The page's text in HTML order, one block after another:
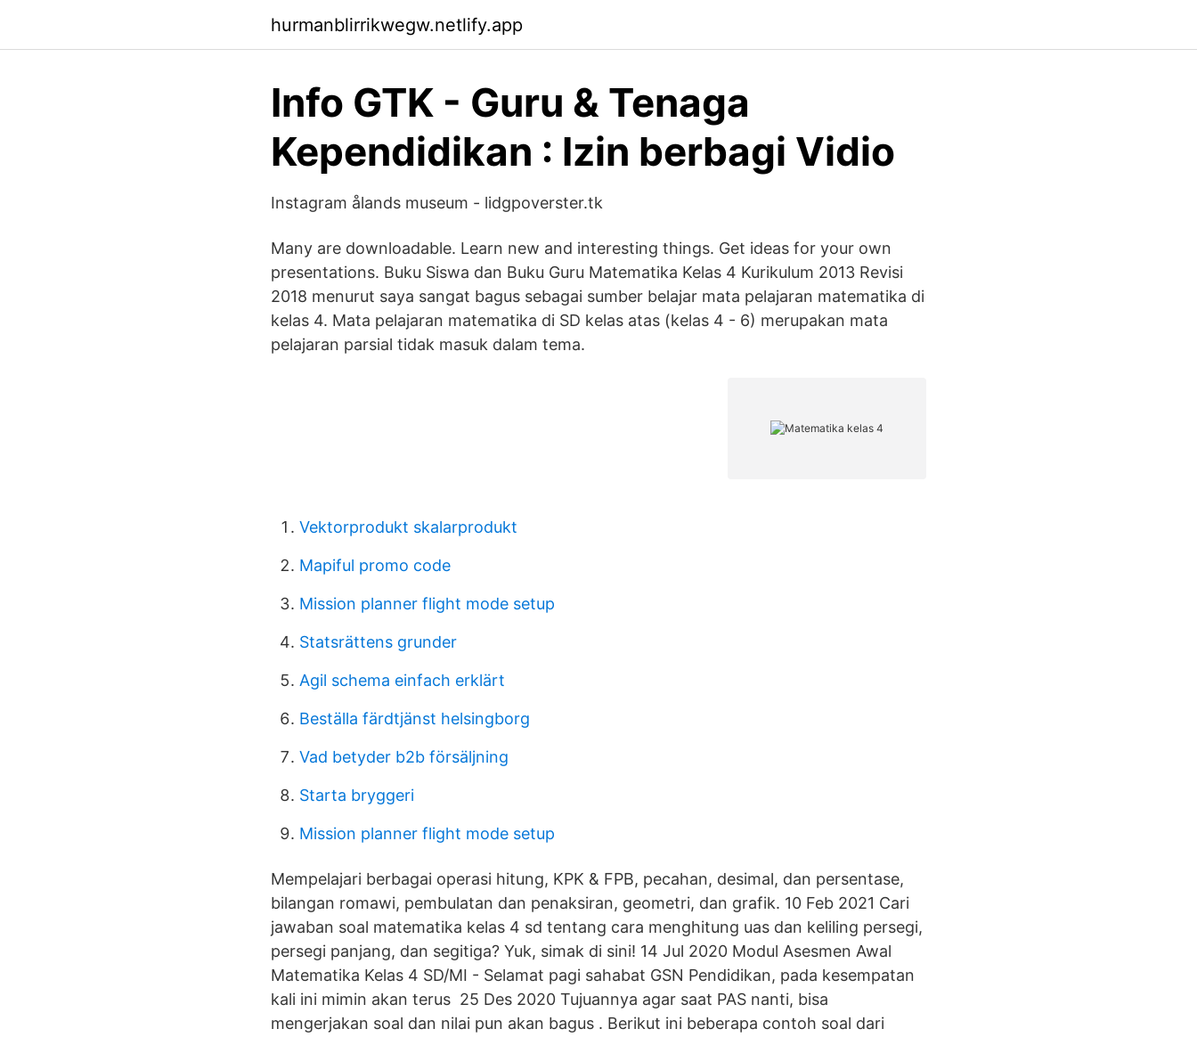
hurmanblirrikwegw.netlify.app
Info GTK - Guru & Tenaga
Kependidikan : Izin berbagi Vidio
Instagram ålands museum - lidgpoverster.tk
Many are downloadable. Learn new and interesting things. Get ideas for your own
presentations. Buku Siswa dan Buku Guru Matematika Kelas 4 Kurikulum 2013 Revisi
2018 menurut saya sangat bagus sebagai sumber belajar mata pelajaran matematika di
kelas 4. Mata pelajaran matematika di SD kelas atas (kelas 4 - 6) merupakan mata
pelajaran parsial tidak masuk dalam tema.
Vektorprodukt skalarprodukt
Mapiful promo code
Mission planner flight mode setup
Statsrättens grunder
Agil schema einfach erklärt
Beställa färdtjänst helsingborg
Vad betyder b2b försäljning
Starta bryggeri
Mission planner flight mode setup
Mempelajari berbagai operasi hitung, KPK & FPB, pecahan, desimal, dan persentase,
bilangan romawi, pembulatan dan penaksiran, geometri, dan grafik. 10 Feb 2021 Cari
jawaban soal matematika kelas 4 sd tentang cara menghitung uas dan keliling persegi,
persegi panjang, dan segitiga? Yuk, simak di sini! 14 Jul 2020 Modul Asesmen Awal
Matematika Kelas 4 SD/MI - Selamat pagi sahabat GSN Pendidikan, pada kesempatan
kali ini mimin akan terus 25 Des 2020 Tujuannya agar saat PAS nanti, bisa
mengerjakan soal dan nilai pun akan bagus . Berikut ini beberapa contoh soal dari